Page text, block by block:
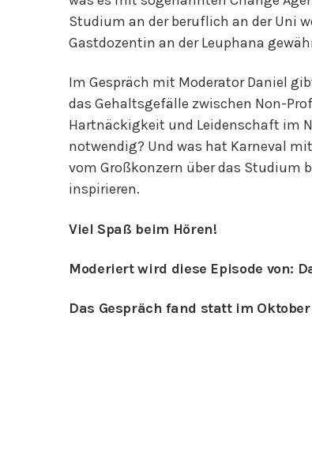
Studium an der beruflich an der Uni
Gastdozentin an der Leuphana
Im Gespräch mit Moderator Daniel
das Gehaltsgefälle zwischen Non-
Hartnäckigkeit und Leidenschaft im
notwendig? Und was hat Karneval
vom Großkonzern über das Studium
inspirieren.
Viel Spaß beim Hören!
Moderiert wird diese Episode von:
Das Gespräch fand statt im